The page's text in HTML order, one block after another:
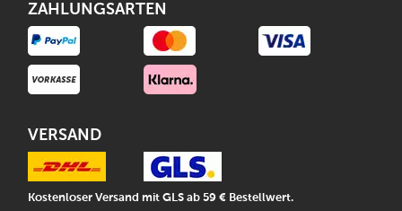
ZAHLUNGSARTEN
VERSAND
Kostenloser Versand mit GLS ab 59 € Bestellwert.